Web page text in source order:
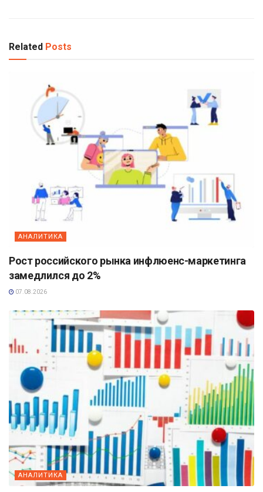
Related Posts
АНАЛИТИКА
Рост российского рынка инфлюенс-маркетинга
замедлился до 2%
07.08.2026
АНАЛИТИКА